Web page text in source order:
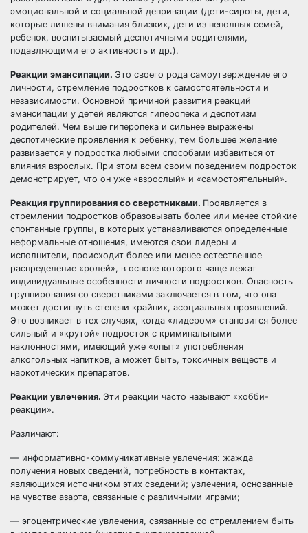
эмоциональной и социальной депривации (дети-сироты, дети,
которые лишены внимания близких, дети из неполных семей,
ребенок, воспитываемый деспотичными родителями,
подавляющими его активность и др.).
Реакции эмансипации. Это своего рода самоутверждение его
личности, стремление подростков к самостоятельности и
независимости. Основной причиной развития реакций
эмансипации у детей являются гиперопека и деспотизм
родителей. Чем выше гиперопека и сильнее выражены
деспотические проявления к ребенку, тем большее желание
развивается у подростка любыми способами избавиться от
влияния взрослых. При этом всем своим поведением подросток
демонстрирует, что он уже «взрослый» и «самостоятельный».
Реакция группирования со сверстниками. Проявляется в
стремлении подростков образовывать более или менее стойкие
спонтанные группы, в которых устанавливаются определенные
неформальные отношения, имеются свои лидеры и
исполнители, происходит более или менее естественное
распределение «ролей», в основе которого чаще лежат
индивидуальные особенности личности подростков. Опасность
группирования со сверстниками заключается в том, что она
может достигнуть степени крайних, асоциальных проявлений.
Это возникает в тех случаях, когда «лидером» становится более
сильный и «крутой» подросток с криминальными
наклонностями, имеющий уже «опыт» употребления
алкогольных напитков, а может быть, токсичных веществ и
наркотических препаратов.
Реакции увлечения. Эти реакции часто называют «хобби-
реакции».
Различают:
— информативно-коммуникативные увлечения: жажда
получения новых сведений, потребность в контактах,
являющихся источником этих сведений; увлечения, основанные
на чувстве азарта, связанные с различными играми;
— эгоцентрические увлечения, связанные со стремлением быть